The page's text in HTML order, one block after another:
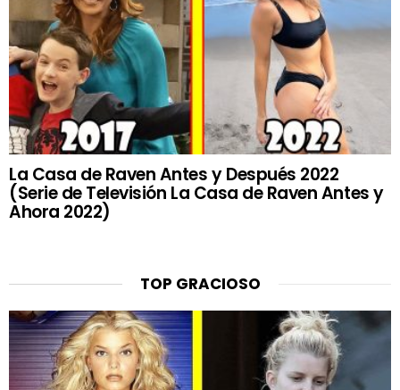
La Casa de Raven Antes y Después 2022
(Serie de Televisión La Casa de Raven Antes y
Ahora 2022)
TOP GRACIOSO